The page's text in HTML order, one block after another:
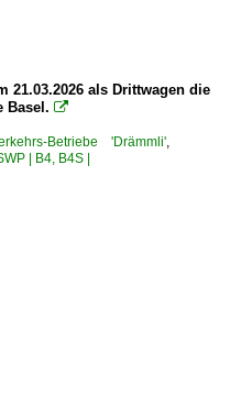
21.03.2026 als Drittwagen die
Basel. 
Betriebe 'Drämmli',
| B4, B4S |